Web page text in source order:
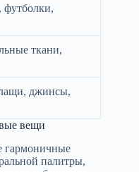
футболки,
ткани,
джинсы,
вещи
гармоничные
палитры,